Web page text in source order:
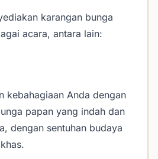
karangan bunga
acara, antara lain:
kebahagiaan Anda dengan
papan yang indah dan
dengan sentuhan budaya